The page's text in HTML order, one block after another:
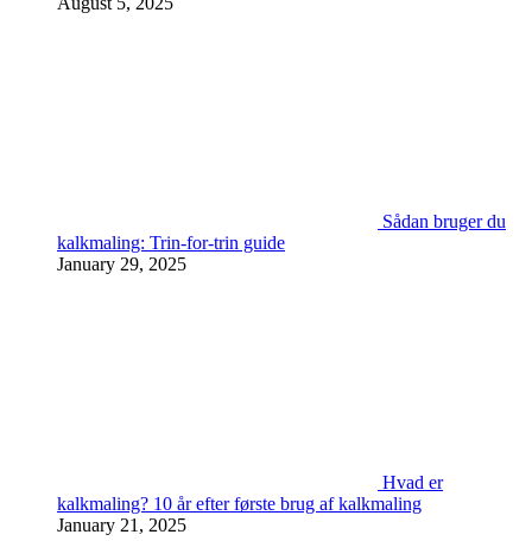
Sådan bruger du
kalkmaling: Trin-for-trin guide
January 29, 2025
Hvad er
kalkmaling? 10 år efter første brug af kalkmaling
January 21, 2025